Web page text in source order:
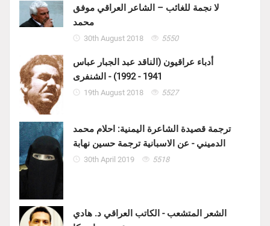
لا نجمة للغائب – الشاعر العراقي موفق
محمد
30th August 2018 5550
أدباء عراقيون (الناقد عبد الجبار عباس
1941 - 1992) - الشنفرى
19th August 2018 5527
ترجمة قصيدة الشاعرة اليمنية: احلام محمد
الدميني - عن الاسبانية ترجمة حسين نهابة
30th April 2019 5518
الشعر المتشعب - الكاتب العراقي د. هادي